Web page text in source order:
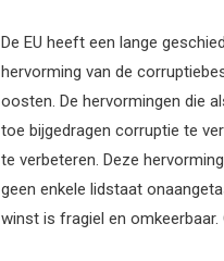
De EU heeft een lange
hervorming van de
oosten. De hervormingen die
toe bijgedragen corruptie te
te verbeteren. Deze
geen enkele lidstaat
winst is fragiel en